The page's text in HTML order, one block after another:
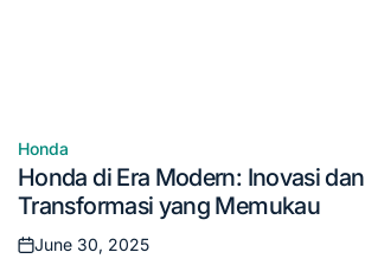
Posted
in
Honda
Honda di Era Modern: Inovasi dan
Transformasi yang Memukau
Posted
June 30, 2025